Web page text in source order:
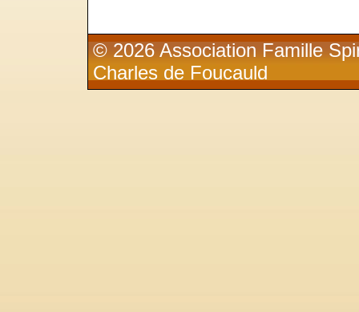
© 2026 Association Famille
Charles de Foucauld